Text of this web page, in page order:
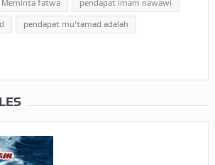
Meminta fatwa pendapat imam nawawi
pendapat mu'tamad adalah